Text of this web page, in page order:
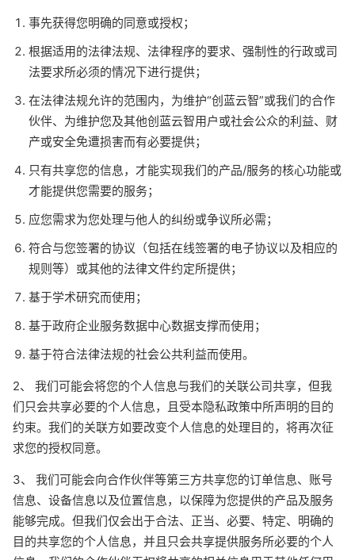
事先获得您明确的同意或授权；
根据适用的法律法规、法律程序的要求、强制性的行政或司
法要求所必须的情况下进行提供；
在法律法规允许的范围内，为维护“创蓝云智”或我们的合作
伙伴、为维护您及其他创蓝云智用户或社会公众的利益、财
产或安全免遭损害而有必要提供；
只有共享您的信息，才能实现我们的产品/服务的核心功能或
才能提供您需要的服务；
应您需求为您处理与他人的纠纷或争议所必需；
符合与您签署的协议（包括在线签署的电子协议以及相应的
规则等）或其他的法律文件约定所提供；
基于学术研究而使用；
基于政府企业服务数据中心数据支撑而使用；
基于符合法律法规的社会公共利益而使用。
2、 我们可能会将您的个人信息与我们的关联公司共享，但我
们只会共享必要的个人信息，且受本隐私政策中所声明的目的
约束。我们的关联方如要改变个人信息的处理目的，将再次征
求您的授权同意。
3、 我们可能会向合作伙伴等第三方共享您的订单信息、账号
信息、设备信息以及位置信息，以保障为您提供的产品及服务
能够完成。但我们仅会出于合法、正当、必要、特定、明确的
目的共享您的个人信息，并且只会共享提供服务所必要的个人